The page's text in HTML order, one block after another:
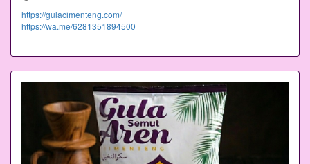
https://gulacimenteng.com/
https://wa.me/6281351894500